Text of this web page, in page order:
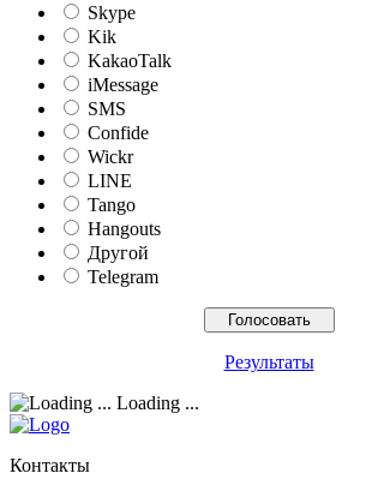
Skype
Kik
KakaoTalk
iMessage
SMS
Confide
Wickr
LINE
Tango
Hangouts
Другой
Telegram
Результаты
Loading ...
Контакты